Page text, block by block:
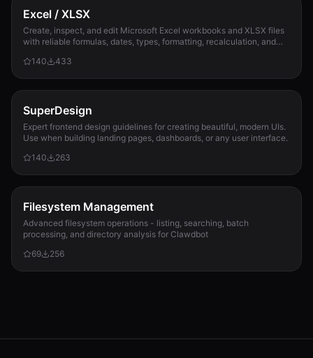
Excel / XLSX
Create, inspect, and edit Microsoft Excel workbooks and XLSX files
with reliable formulas, dates, types, formatting, recalculation, and
140
433
SuperDesign
Expert frontend design guidelines for creating beautiful, modern UIs.
Use when building landing pages, dashboards, or any user interface.
140
263
Filesystem Management
Advanced filesystem operations - listing, searching, batch
processing, and directory analysis for Clawdbot
69
256